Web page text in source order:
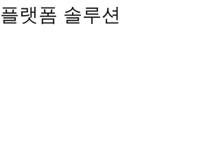
플랫폼 솔루션